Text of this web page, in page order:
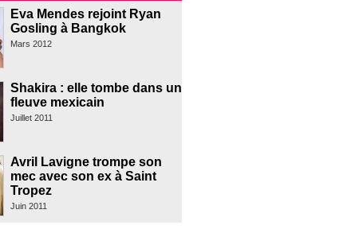
Eva Mendes rejoint Ryan
Gosling à Bangkok
Mars 2012
Shakira : elle tombe dans un
fleuve mexicain
Juillet 2011
Avril Lavigne trompe son
mec avec son ex à Saint
Tropez
Juin 2011